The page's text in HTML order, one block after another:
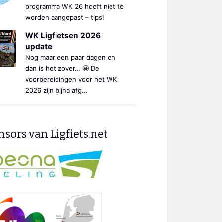
programma WK 26 hoeft niet te
worden aangepast – tips!
WK Ligfietsen 2026
update
Nog maar een paar dagen en
dan is het zover… 🤩 De
voorbereidingen voor het WK
2026 zijn bijna afg...
van Ligfiets.net